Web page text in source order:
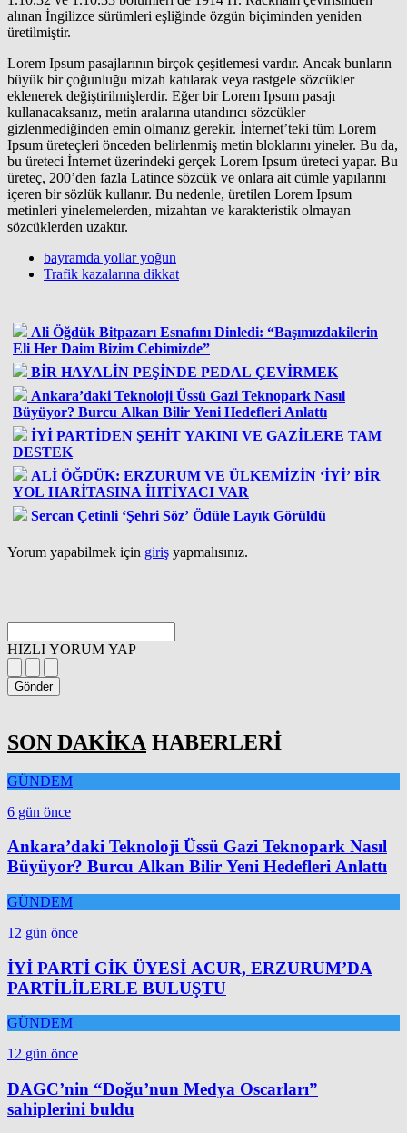
alınan İngilizce sürümleri eşliğinde özgün biçiminden yeniden
üretilmiştir.
Lorem Ipsum pasajlarının birçok çeşitlemesi vardır. Ancak bunların
büyük bir çoğunluğu mizah katılarak veya rastgele sözcükler
eklenerek değiştirilmişlerdir. Eğer bir Lorem Ipsum pasajı
kullanacaksanız, metin aralarına utandırıcı sözcükler
gizlenmediğinden emin olmanız gerekir. İnternet’teki tüm Lorem
Ipsum üreteçleri önceden belirlenmiş metin bloklarını yineler. Bu da,
bu üreteci İnternet üzerindeki gerçek Lorem Ipsum üreteci yapar. Bu
üreteç, 200’den fazla Latince sözcük ve onlara ait cümle yapılarını
içeren bir sözlük kullanır. Bu nedenle, üretilen Lorem Ipsum
metinleri yinelemelerden, mizahtan ve karakteristik olmayan
sözcüklerden uzaktır.
bayramda yollar yoğun
Trafik kazalarına dikkat
Ali Öğdük Bitpazarı Esnafını Dinledi: “Başımızdakilerin
Eli Her Daim Bizim Cebimizde”
BİR HAYALİN PEŞİNDE PEDAL ÇEVİRMEK
Ankara’daki Teknoloji Üssü Gazi Teknopark Nasıl
Büyüyor? Burcu Alkan Bilir Yeni Hedefleri Anlattı
İYİ PARTİDEN ŞEHİT YAKINI VE GAZİLERE TAM
DESTEK
ALİ ÖĞDÜK: ERZURUM VE ÜLKEMİZİN ‘İYİ’ BİR
YOL HARİTASINA İHTİYACI VAR
Sercan Çetinli ‘Şehri Söz’ Ödüle Layık Görüldü
Yorum yapabilmek için giriş yapmalısınız.
HIZLI YORUM YAP
Gönder
SON DAKİKA HABERLERİ
GÜNDEM
6 gün önce
Ankara’daki Teknoloji Üssü Gazi Teknopark Nasıl
Büyüyor? Burcu Alkan Bilir Yeni Hedefleri Anlattı
GÜNDEM
12 gün önce
İYİ PARTİ GİK ÜYESİ ACUR, ERZURUM’DA
PARTİLİLERLE BULUŞTU
GÜNDEM
12 gün önce
DAGC’nin “Doğu’nun Medya Oscarları”
sahiplerini buldu